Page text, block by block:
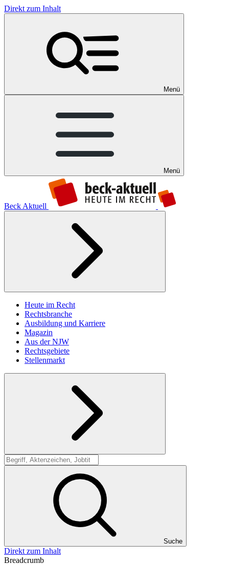
Direkt zum Inhalt
Menü
Menü
Beck Aktuell
Heute im Recht
Rechtsbranche
Ausbildung und Karriere
Magazin
Aus der NJW
Rechtsgebiete
Stellenmarkt
Suche
Suche
Direkt zum Inhalt
Breadcrumb